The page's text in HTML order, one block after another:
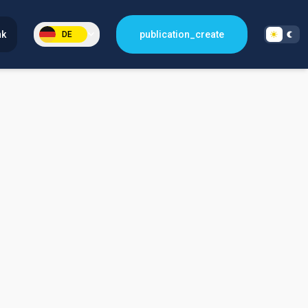
DE publication_create